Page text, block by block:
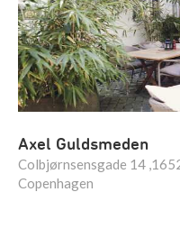
Axel Guldsmeden
Colbjørnsensgade 14
Copenhagen